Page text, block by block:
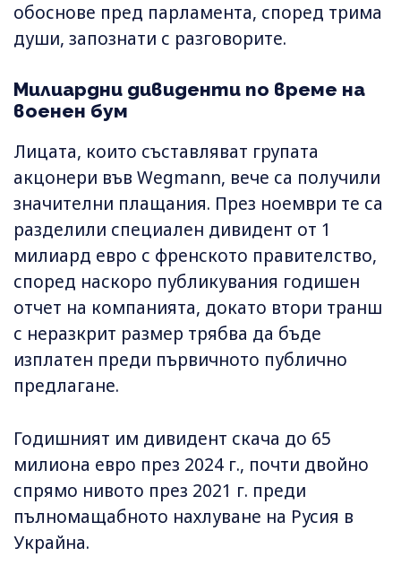
обоснове пред парламента, според трима
души, запознати с разговорите.
Милиардни дивиденти по време на
военен бум
Лицата, които съставляват групата
акцонери във Wegmann, вече са получили
значителни плащания. През ноември те са
разделили специален дивидент от 1
милиард евро с френското правителство,
според наскоро публикувания годишен
отчет на компанията, докато втори транш
с неразкрит размер трябва да бъде
изплатен преди първичното публично
предлагане.
Годишният им дивидент скача до 65
милиона евро през 2024 г., почти двойно
спрямо нивото през 2021 г. преди
пълномащабното нахлуване на Русия в
Украйна.